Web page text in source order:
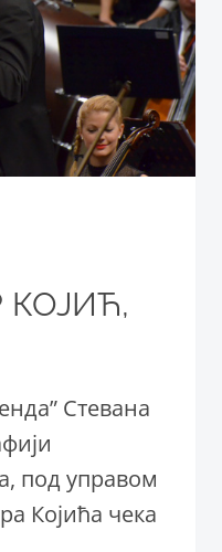
Стевана
под управом
Којића чека